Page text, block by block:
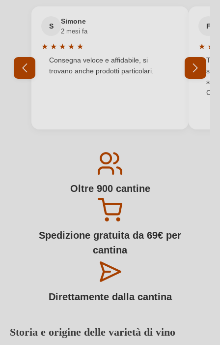
S
Simone
2 mesi fa
★ ★ ★ ★ ★
Valutazione media di 5 su 5 stelle
Consegna veloce e affidabile, si
trovano anche prodotti particolari.
F
★ ★
Oltre 900 cantine
Spedizione gratuita da 69€ per
cantina
Direttamente dalla cantina
Storia e origine delle varietà di vino